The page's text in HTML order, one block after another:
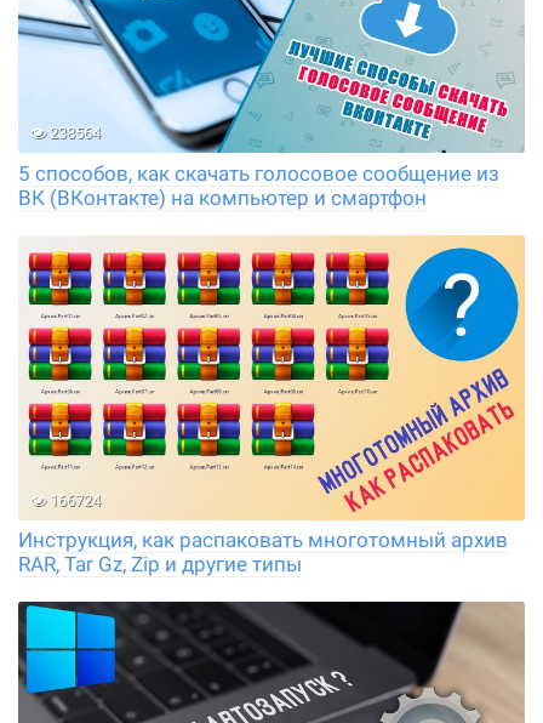
238564
5 способов, как скачать голосовое сообщение из
ВК (ВКонтакте) на компьютер и смартфон
166724
Инструкция, как распаковать многотомный архив
RAR, Tar Gz, Zip и другие типы